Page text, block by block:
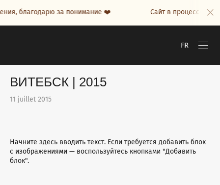
за понимание ❤️ Сайт в процессе
FR
ВИТЕБСК | 2015
11 juillet 2015
Начните здесь вводить текст. Если требуется добавить блок
с изображениями — воспользуйтесь кнопками "Добавить
блок".